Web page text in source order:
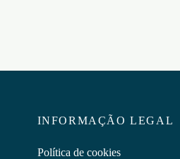
INFORMAÇÃO LEGAL
Política de cookies